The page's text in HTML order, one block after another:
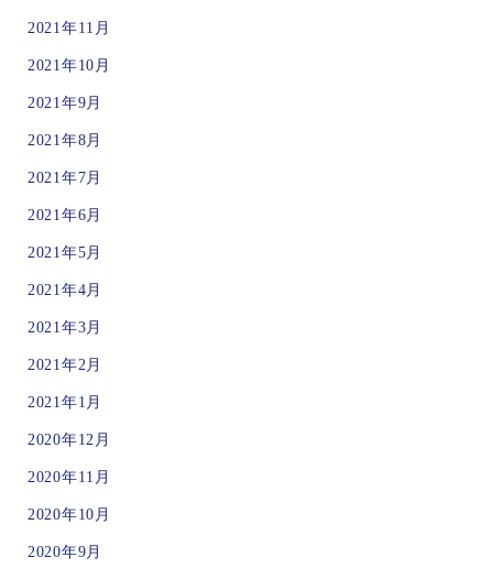
2021年11月
2021年10月
2021年9月
2021年8月
2021年7月
2021年6月
2021年5月
2021年4月
2021年3月
2021年2月
2021年1月
2020年12月
2020年11月
2020年10月
2020年9月